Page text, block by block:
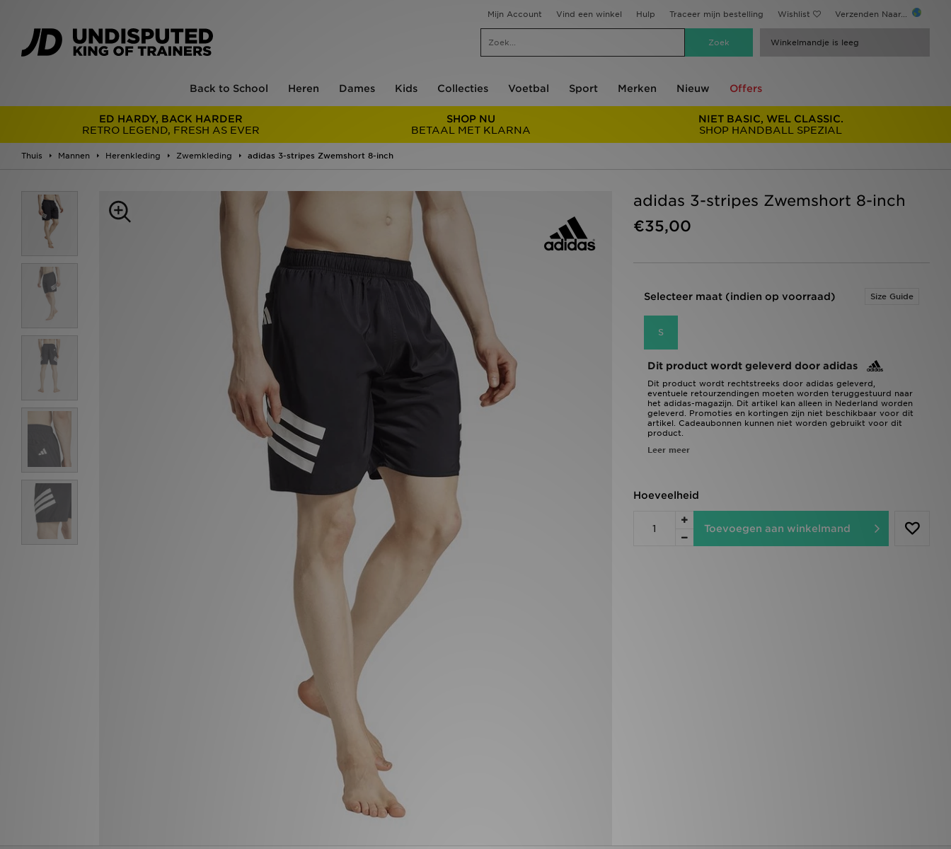
Mijn Account Vind een winkel Hulp Traceer mijn bestelling Wishlist Verzenden Naar...
Winkelmandje is leeg
Back to School Heren Dames Kids Collecties Voetbal Sport Merken Nieuw Offers
ED HARDY, BACK HARDER
RETRO LEGEND, FRESH AS EVER
SHOP NU
BETAAL MET KLARNA
NIET BASIC, WEL CLASSIC.
SHOP HANDBALL SPEZIAL
Thuis Mannen Herenkleding Zwemkleding adidas 3-stripes Zwemshort 8-inch
adidas 3-stripes Zwemshort 8-inch
€35,00
Selecteer maat (indien op voorraad) Size Guide
S
Dit product wordt geleverd door adidas
Dit product wordt rechtstreeks door adidas geleverd,
eventuele retourzendingen moeten worden teruggestuurd naar
het adidas-magazijn. Dit artikel kan alleen in Nederland worden
geleverd. Promoties en kortingen zijn niet beschikbaar voor dit
artikel. Cadeaubonnen kunnen niet worden gebruikt voor dit
product.
Leer meer
Hoeveelheid
Toevoegen aan winkelmand